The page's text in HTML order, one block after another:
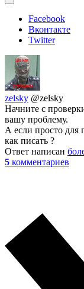
Facebook
Вконтакте
Twitter
zelsky @zelsky
Начните с
вашу проблему.
А если просто для
как писать ?
Ответ написан
5 комментариев